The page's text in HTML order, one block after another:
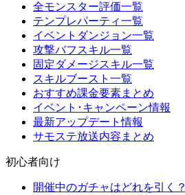
全モンスター評価一覧
テンプレパーティ一覧
イベントダンジョン一覧
攻撃バフスキル一覧
固定ダメージスキル一覧
スキルブースト一覧
おすすめ課金要素まとめ
イベント･キャンペーン情報
最新アップデート情報
サモステ放送内容まとめ
初心者向け
開催中のガチャはどれを引く？